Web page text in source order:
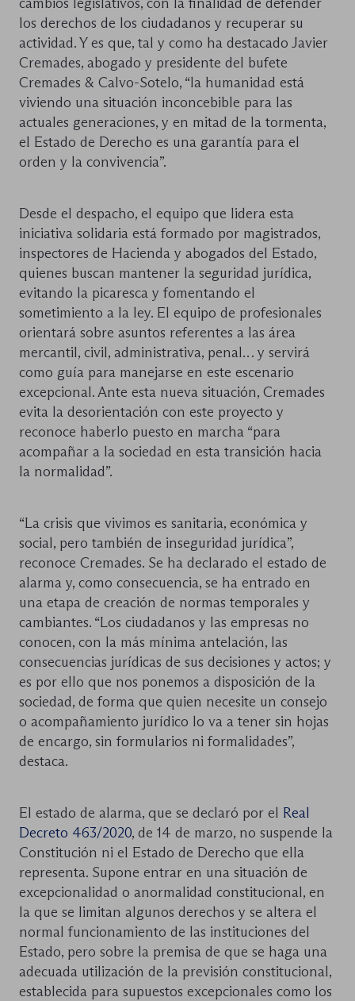
los derechos de los ciudadanos y recuperar su
actividad. Y es que, tal y como ha destacado Javier
Cremades, abogado y presidente del bufete
Cremades & Calvo-Sotelo, “la humanidad está
viviendo una situación inconcebible para las
actuales generaciones, y en mitad de la tormenta,
el Estado de Derecho es una garantía para el
orden y la convivencia”.
Desde el despacho, el equipo que lidera esta
iniciativa solidaria está formado por magistrados,
inspectores de Hacienda y abogados del Estado,
quienes buscan mantener la seguridad jurídica,
evitando la picaresca y fomentando el
sometimiento a la ley. El equipo de profesionales
orientará sobre asuntos referentes a las área
mercantil, civil, administrativa, penal… y servirá
como guía para manejarse en este escenario
excepcional. Ante esta nueva situación, Cremades
evita la desorientación con este proyecto y
reconoce haberlo puesto en marcha “para
acompañar a la sociedad en esta transición hacia
la normalidad”.
“La crisis que vivimos es sanitaria, económica y
social, pero también de inseguridad jurídica”,
reconoce Cremades. Se ha declarado el estado de
alarma y, como consecuencia, se ha entrado en
una etapa de creación de normas temporales y
cambiantes. “Los ciudadanos y las empresas no
conocen, con la más mínima antelación, las
consecuencias jurídicas de sus decisiones y actos; y
es por ello que nos ponemos a disposición de la
sociedad, de forma que quien necesite un consejo
o acompañamiento jurídico lo va a tener sin hojas
de encargo, sin formularios ni formalidades”,
destaca.
El estado de alarma, que se declaró por el Real
Decreto 463/2020, de 14 de marzo, no suspende la
Constitución ni el Estado de Derecho que ella
representa. Supone entrar en una situación de
excepcionalidad o anormalidad constitucional, en
la que se limitan algunos derechos y se altera el
normal funcionamiento de las instituciones del
Estado, pero sobre la premisa de que se haga una
adecuada utilización de la previsión constitucional,
establecida para supuestos excepcionales como los